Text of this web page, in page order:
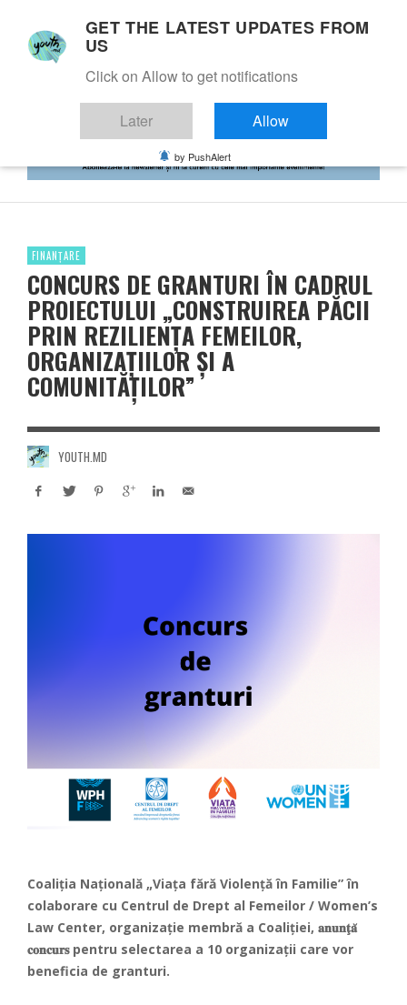
FINANȚARE
CONCURS DE GRANTURI ÎN CADRUL
PROIECTULUI „CONSTRUIREA PĂCII
PRIN REZILIENȚA FEMEILOR,
ORGANIZAȚIILOR ȘI A
COMUNITĂȚILOR”
YOUTH.MD
Coaliția Națională „Viața fără Violență în Familie” în
colaborare cu Centrul de Drept al Femeilor / Women’s
Law Center, organizație membră a Coaliției, 𝐚𝐧𝐮𝐧𝐭̧𝐚̆
𝐜𝐨𝐧𝐜𝐮𝐫𝐬 pentru selectarea a 10 organizații care vor
beneficia de granturi.
GET THE LATEST UPDATES FROM
US
Click on Allow to get notifications
Later Allow
by PushAlert